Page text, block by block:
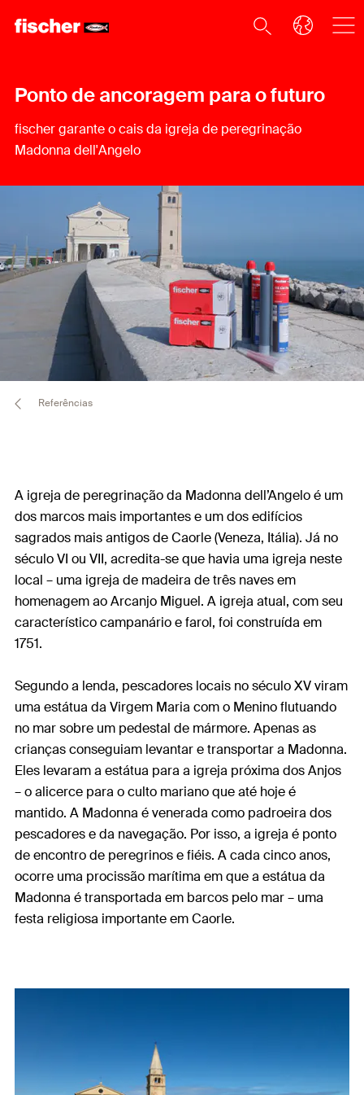
Ponto de ancoragem para o futuro
fischer garante o cais da igreja de peregrinação
Madonna dell'Angelo
Referências
A igreja de peregrinação da Madonna dell’Angelo é um
dos marcos mais importantes e um dos edifícios
sagrados mais antigos de Caorle (Veneza, Itália). Já no
século VI ou VII, acredita-se que havia uma igreja neste
local – uma igreja de madeira de três naves em
homenagem ao Arcanjo Miguel. A igreja atual, com seu
característico campanário e farol, foi construída em
1751.
Segundo a lenda, pescadores locais no século XV viram
uma estátua da Virgem Maria com o Menino flutuando
no mar sobre um pedestal de mármore. Apenas as
crianças conseguiam levantar e transportar a Madonna.
Eles levaram a estátua para a igreja próxima dos Anjos
– o alicerce para o culto mariano que até hoje é
mantido. A Madonna é venerada como padroeira dos
pescadores e da navegação. Por isso, a igreja é ponto
de encontro de peregrinos e fiéis. A cada cinco anos,
ocorre uma procissão marítima em que a estátua da
Madonna é transportada em barcos pelo mar – uma
festa religiosa importante em Caorle.